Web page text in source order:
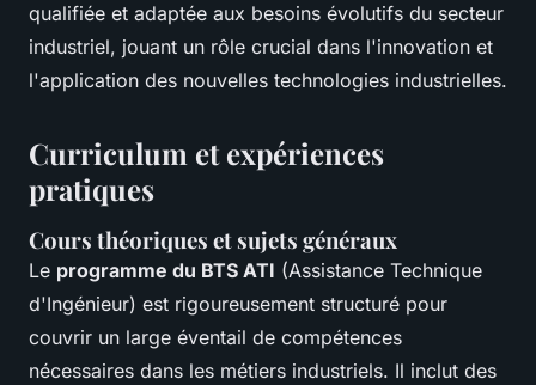
qualifiée et adaptée aux besoins évolutifs du secteur
industriel, jouant un rôle crucial dans l'innovation et
l'application des nouvelles technologies industrielles.
Curriculum et expériences
pratiques
Cours théoriques et sujets généraux
Le programme du BTS ATI (Assistance Technique
d'Ingénieur) est rigoureusement structuré pour
couvrir un large éventail de compétences
nécessaires dans les métiers industriels. Il inclut des